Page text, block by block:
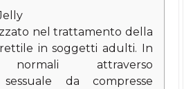
nel trattamento della
in soggetti adulti. In
normali attraverso
sessuale da compresse